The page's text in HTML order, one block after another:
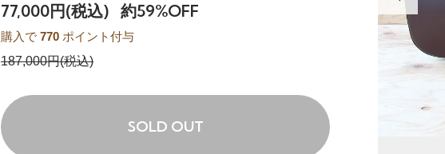
77,000円(税込) 約59%OFF
購入で 770 ポイント付与
187,000円(税込)
SOLD OUT